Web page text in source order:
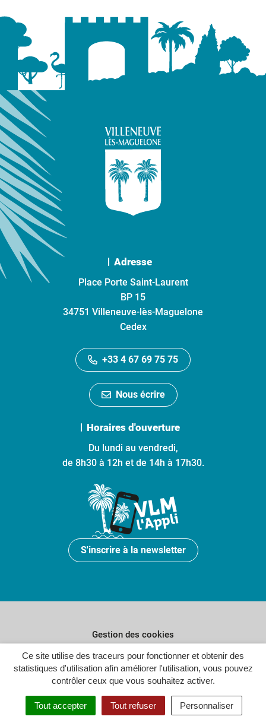
Ce site utilise des traceurs pour fonctionner et obtenir des
statistiques d'utilisation afin améliorer l'utilisation, vous pouvez
contrôler ceux que vous souhaitez activer.
Tout accepter Tout refuser Personnaliser
Adresse
Place Porte Saint-Laurent
BP 15
34751 Villeneuve-lès-Maguelone
Cedex
+33 4 67 69 75 75
Nous écrire
Horaires d'ouverture
Du lundi au vendredi,
de 8h30 à 12h et de 14h à 17h30.
S'inscrire à la newsletter
Gestion des cookies
Plan du site
Politique de confidentialité
Crédits